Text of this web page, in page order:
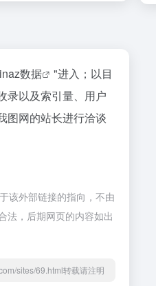
数据
"进入；以目
录以及索引量、用户
图网的站长进行洽谈
该外部链接的指向，不由
法，后期网页的内容如出
sites/69.html转载请注明